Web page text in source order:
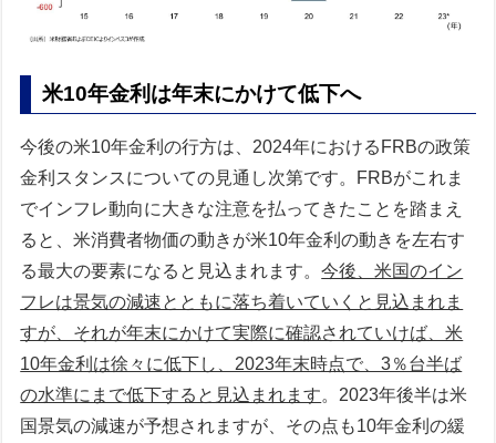
米10年金利は年末にかけて低下へ
今後の米10年金利の行方は、2024年におけるFRBの政策
金利スタンスについての見通し次第です。FRBがこれま
でインフレ動向に大きな注意を払ってきたことを踏まえ
ると、米消費者物価の動きが米10年金利の動きを左右す
る最大の要素になると見込まれます。今後、米国のイン
フレは景気の減速とともに落ち着いていくと見込まれま
すが、それが年末にかけて実際に確認されていけば、米
10年金利は徐々に低下し、2023年末時点で、3％台半ば
の水準にまで低下すると見込まれます。2023年後半は米
国景気の減速が予想されますが、その点も10年金利の緩